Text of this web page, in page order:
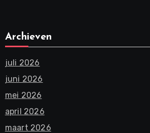
Archieven
juli 2026
juni 2026
mei 2026
april 2026
maart 2026